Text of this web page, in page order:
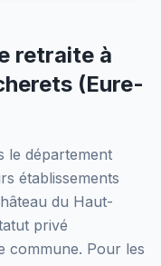
retraite à
(Eure-
le département
établissements
du Haut-
privé
commune. Pour les